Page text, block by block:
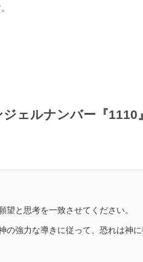
ジェルナンバー『
望と思考を一致させてください。
の強力な導きに従って、恐れは神に